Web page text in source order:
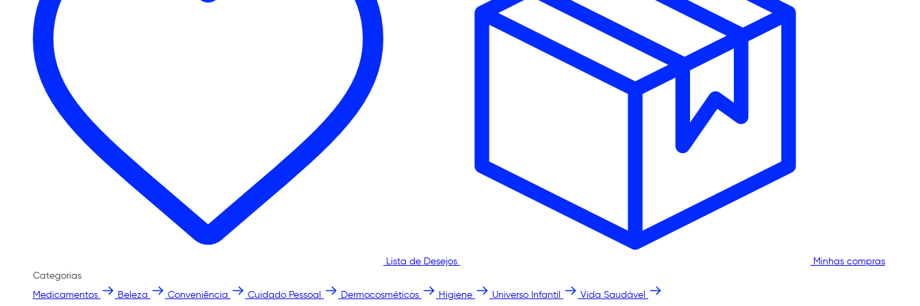
Lista de Desejos
Minhas compras
Categorias
Medicamentos
Beleza Conveniência Cuidado Pessoal Dermocosméticos Higiene Universo Infantil Vida Saudável